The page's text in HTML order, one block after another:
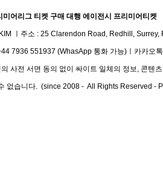
미어리그 티켓 구매 대행 에이전시 프리미어티켓
ㅣ주소 : 25 Clarendon Road, Redhill, Surrey,
7936 551937 (WhasApp 통화 가능) 카카오
사전 서면 동의 없이 싸이트 일체의 정보, 콘텐
없습니다. (since 2008 - All Rights Reserved -